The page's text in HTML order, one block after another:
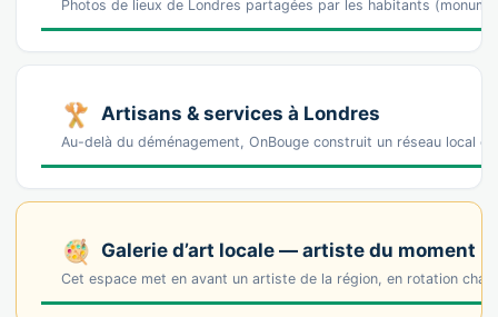
Photos de lieux de Londres partagées par les habitants
Artisans & services à Londres
Au-delà du déménagement, OnBouge construit un réseau local
Galerie d’art locale — artiste du moment
Cet espace met en avant un artiste de la région, en rotation